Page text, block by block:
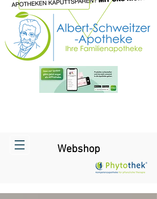
Webshop